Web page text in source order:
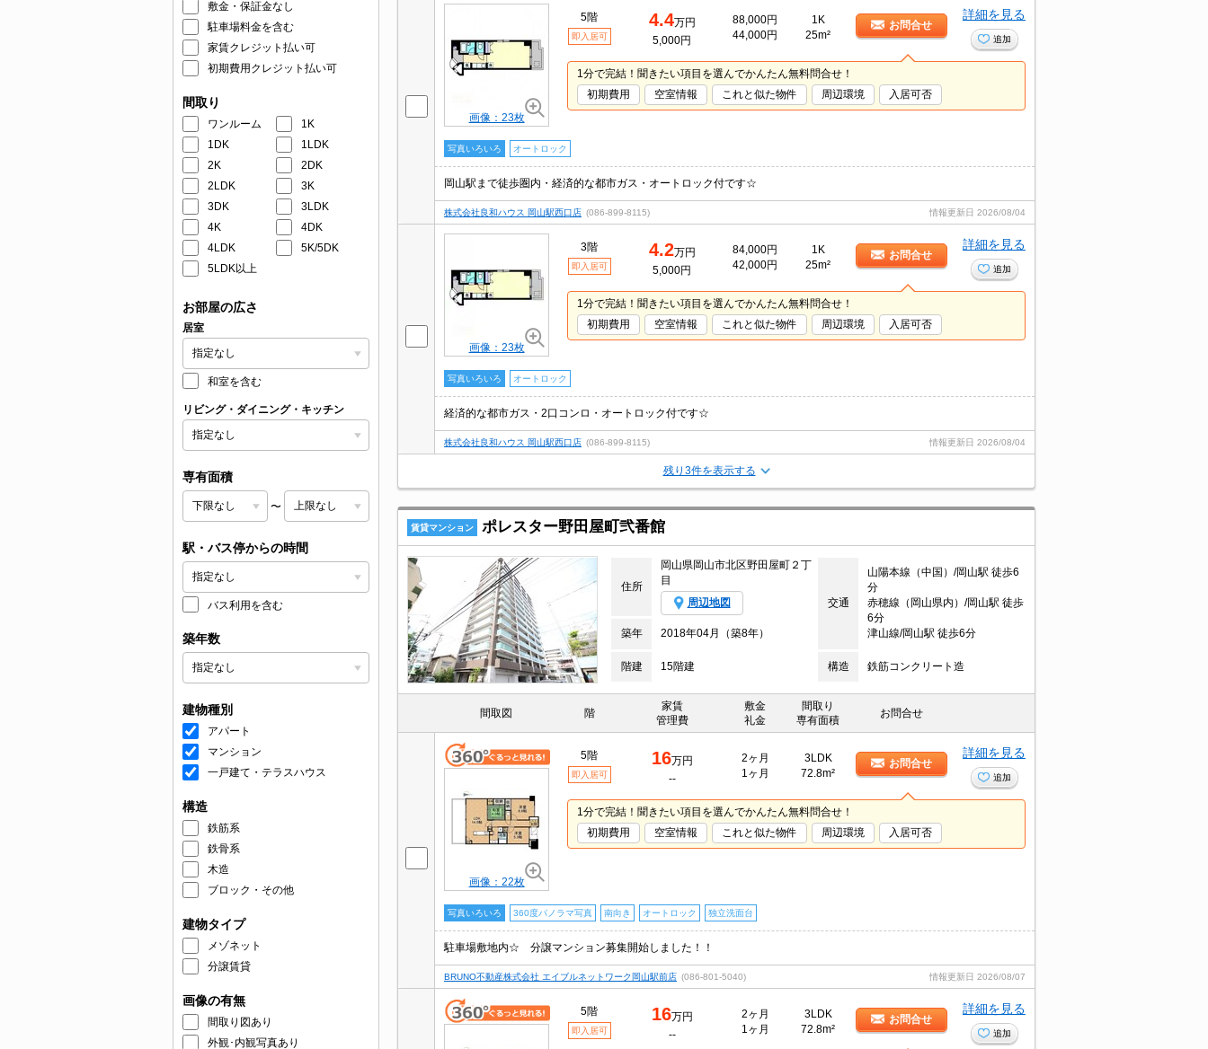
敷金・保証金なし
駐車場料金を含む
家賃クレジット払い可
初期費用クレジット払い可
間取り
ワンルーム
1K
1DK
1LDK
2K
2DK
2LDK
3K
3DK
3LDK
4K
4DK
4LDK
5K/5DK
5LDK以上
お部屋の広さ
居室
和室を含む
リビング・ダイニング・キッチン
専有面積
〜
駅・バス停からの時間
バス利用を含む
築年数
建物種別
アパート
マンション
一戸建て・テラスハウス
構造
鉄筋系
鉄骨系
木造
ブロック・その他
建物タイプ
メゾネット
分譲賃貸
画像の有無
間取り図あり
外観･内観写真あり
画像：23枚
5階
即入居可
4.4万円
5,000円
88,000円
44,000円
1K
25m²
お問合せ
詳細を見る
追加
1分で完結！聞きたい項目を選んでかんたん無料問合せ！
初期費用
空室情報 これと似た物件 周辺環境 入居可否
写真いろいろ オートロック
岡山駅まで徒歩圏内・経済的な都市ガス・オートロック付です☆
株式会社良和ハウス 岡山駅西口店 (086-899-8115) 情報更新日 2026/08/04
画像：23枚
3階
即入居可
4.2万円
5,000円
84,000円
42,000円
1K
25m²
お問合せ
詳細を見る
追加
1分で完結！聞きたい項目を選んでかんたん無料問合せ！
初期費用
空室情報 これと似た物件 周辺環境 入居可否
写真いろいろ オートロック
経済的な都市ガス・2口コンロ・オートロック付です☆
株式会社良和ハウス 岡山駅西口店 (086-899-8115) 情報更新日 2026/08/04
残り3件を表示する
賃貸マンション ポレスター野田屋町弐番館
住所
岡山県岡山市北区野田屋町２丁
目
周辺地図 交通
山陽本線（中国）/岡山駅 徒歩6
分
赤穂線（岡山県内）/岡山駅 徒歩
6分
津山線/岡山駅 徒歩6分
築年 2018年04月（築8年）
階建 15階建 構造 鉄筋コンクリート造
間取図 階
家賃
管理費
敷金
礼金
間取り
専有面積
お問合せ
画像：22枚
5階
即入居可
16万円
--
2ヶ月
1ヶ月
3LDK
72.8m²
お問合せ
詳細を見る
追加
1分で完結！聞きたい項目を選んでかんたん無料問合せ！
初期費用
空室情報 これと似た物件 周辺環境 入居可否
写真いろいろ 360度パノラマ写真 南向き オートロック 独立洗面台
駐車場敷地内☆ 分譲マンション募集開始しました！！
BRUNO不動産株式会社 エイブルネットワーク岡山駅前店 (086-801-5040) 情報更新日 2026/08/07
5階
即入居可
16万円
--
2ヶ月
1ヶ月
3LDK
72.8m²
お問合せ
詳細を見る
追加